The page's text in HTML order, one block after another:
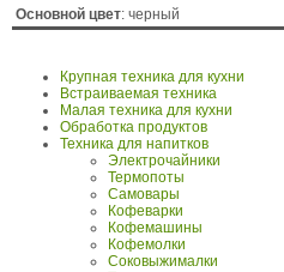
Основной цвет: черный
Крупная техника для кухни
Встраиваемая техника
Малая техника для кухни
Обработка продуктов
Техника для напитков
Электрочайники
Термопоты
Самовары
Кофеварки
Кофемашины
Кофемолки
Соковыжималки